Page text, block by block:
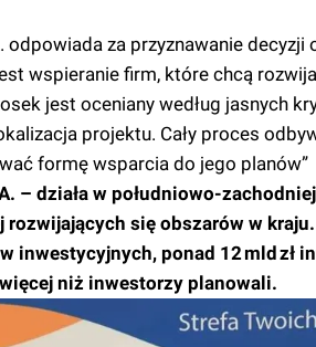
odpowiada za przyznawanie
wspieranie firm, które chcą
jest oceniany według jasnych
projektu. Cały proces
formę wsparcia do jego planów”
– działa w południowo-
się obszarów w
inwestycyjnych, ponad 12 mld zł
niż inwestorzy planowali.